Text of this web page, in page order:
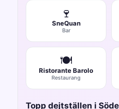
🍷
SneQuan
Bar
🍽️
Ristorante Barolo
Restaurang
Topp dejtställen i